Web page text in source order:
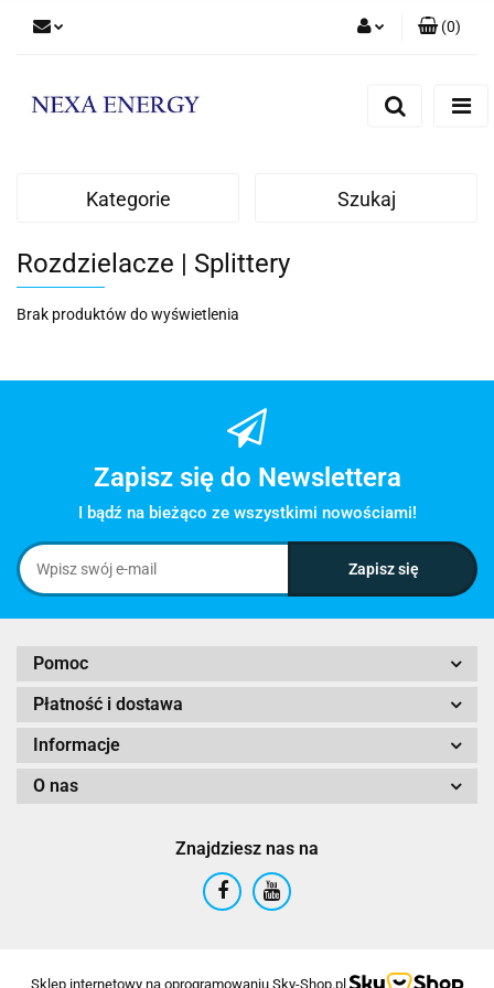
(0)
Kategorie Szukaj
Rozdzielacze | Splittery
Brak produktów do wyświetlenia
Zapisz się do Newslettera
I bądź na bieżąco ze wszystkimi nowościami!
Pomoc
Płatność i dostawa
Informacje
O nas
Znajdziesz nas na
Sklep internetowy na oprogramowaniu Sky-Shop.pl